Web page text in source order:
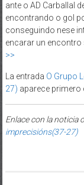
ante o AD Carballal
encontrando o gol
conseguindo nese
encarar un encontro
>>
La entrada O Grupo
27) aparece primero
Enlace con la noticia
imprecisións(37-27)